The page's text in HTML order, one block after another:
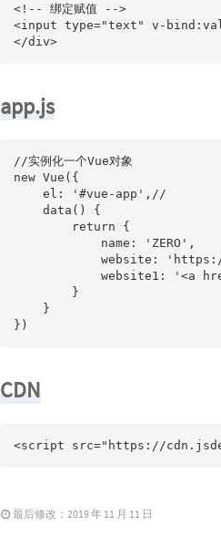
<!-- 绑定赋值 -->
<input type="text" v-
app.js
//实例化一个Vue对象
new Vue({
    el: '#vue-app',//
    data() {
        return {
            name: 'ZERO',
website:
website1: '<a
        }
    }
CDN
<script src="https://
最后修改：2019 年 11 月 11 日